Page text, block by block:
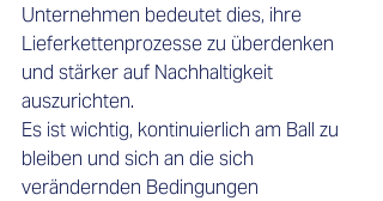
Unternehmen bedeutet dies, ihre
Lieferkettenprozesse zu überdenken
und stärker auf Nachhaltigkeit
auszurichten.
Es ist wichtig, kontinuierlich am Ball zu
bleiben und sich an die sich
verändernden Bedingungen